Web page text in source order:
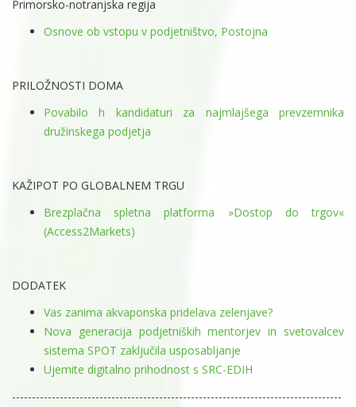
Primorsko-notranjska regija
Osnove ob vstopu v podjetništvo, Postojna
PRILOŽNOSTI DOMA
Povabilo h kandidaturi za najmlajšega prevzemnika
družinskega podjetja
KAŽIPOT PO GLOBALNEM TRGU
Brezplačna spletna platforma »Dostop do trgov«
(Access2Markets)
DODATEK
Vas zanima akvaponska pridelava zelenjave?
Nova generacija podjetniških mentorjev in svetovalcev
sistema SPOT zaključila usposabljanje
Ujemite digitalno prihodnost s SRC-EDIH
-----------------------------------------------------------------------------------